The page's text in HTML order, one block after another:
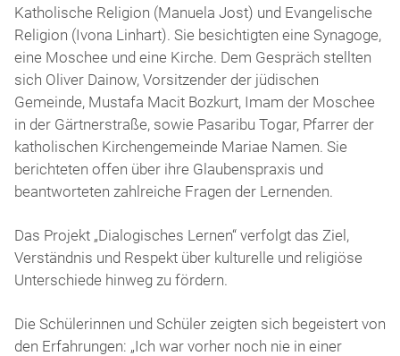
Katholische Religion (Manuela Jost) und Evangelische
Religion (Ivona Linhart). Sie besichtigten eine Synagoge,
eine Moschee und eine Kirche. Dem Gespräch stellten
sich Oliver Dainow, Vorsitzender der jüdischen
Gemeinde, Mustafa Macit Bozkurt, Imam der Moschee
in der Gärtnerstraße, sowie Pasaribu Togar, Pfarrer der
katholischen Kirchengemeinde Mariae Namen. Sie
berichteten offen über ihre Glaubenspraxis und
beantworteten zahlreiche Fragen der Lernenden.
Das Projekt „Dialogisches Lernen“ verfolgt das Ziel,
Verständnis und Respekt über kulturelle und religiöse
Unterschiede hinweg zu fördern.
Die Schülerinnen und Schüler zeigten sich begeistert von
den Erfahrungen: „Ich war vorher noch nie in einer